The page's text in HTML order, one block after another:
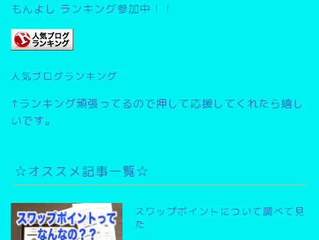
もんよし ランキング参加中！！
人気ブログランキング
↑ランキング頑張ってるので押して応援してくれたら嬉し
いです。
☆オススメ記事一覧☆
スワップポイントについて調べて見
た